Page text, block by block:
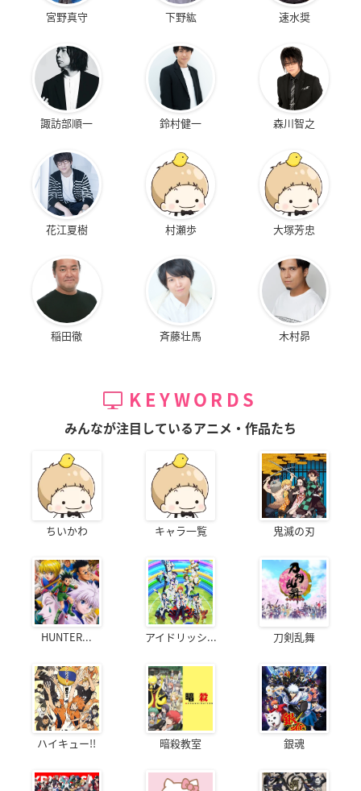
宮野真守 下野紘 速水奨
諏訪部順一 鈴村健一 森川智之
花江夏樹 村瀬歩 大塚芳忠
稲田徹 斉藤壮馬 木村昴
KEYWORDS
みんなが注目しているアニメ・作品たち
ちいかわ キャラ一覧 鬼滅の刃
HUNTER... アイドリッシ... 刀剣乱舞
ハイキュー!! 暗殺教室 銀魂